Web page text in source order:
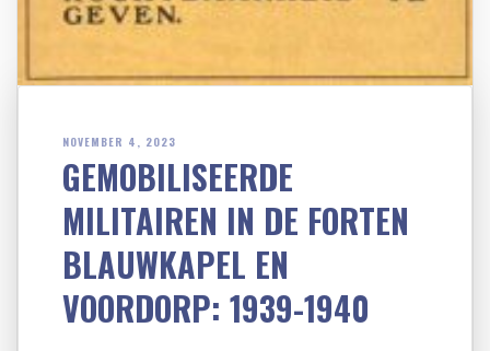
NOVEMBER 4, 2023
GEMOBILISEERDE
MILITAIREN IN DE FORTEN
BLAUWKAPEL EN
VOORDORP: 1939-1940